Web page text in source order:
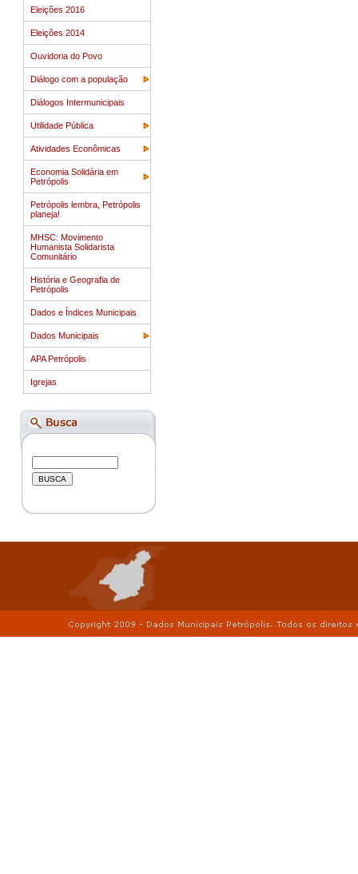
Eleições 2016
Eleições 2014
Ouvidoria do Povo
Diálogo com a população
Diálogos Intermunicipais
Utilidade Pública
Atividades Econômicas
Economia Solidária em
Petrópolis
Petrópolis lembra, Petrópolis
planeja!
MHSC: Movimento
Humanista Solidarista
Comunitário
História e Geografia de
Petrópolis
Dados e Índices Municipais
Dados Municipais
APA Petrópolis
Igrejas